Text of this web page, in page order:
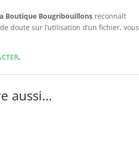
Boutique Bougribouillonsreconnaît
doute sur l’utilisation d’un fichier, vous
.
aussi…